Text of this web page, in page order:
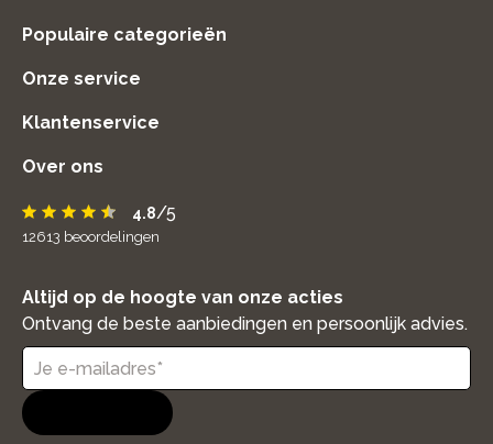
Populaire categorieën
Onze service
Klantenservice
Over ons
4.8/5
12613 beoordelingen
Altijd op de hoogte van onze acties
Ontvang de beste aanbiedingen en persoonlijk advies.